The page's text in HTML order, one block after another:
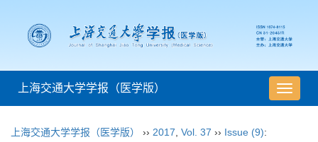
导
航
上海交通大学学报（医学版）
上海交通大学学报（医学版） ›› 2017 Vol. 37 ›› Issue (9):